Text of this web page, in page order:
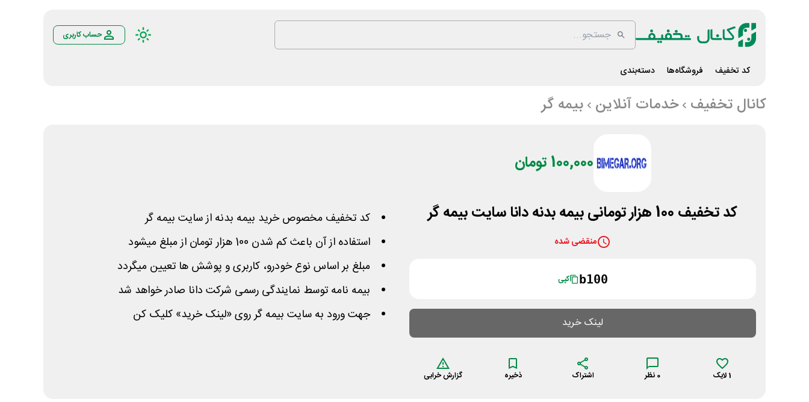
حساب کاربری
کد تخفیف فروشگاه‌ها دسته‌بندی
کانال تخفیف خدمات آنلاین بیمه گر
100,000 تومان
کد تخفیف 100 هزار تومانی بیمه بدنه دانا سایت بیمه گر
منقضی شده
b100 کپی
لینک خرید
1 لایک 0 نظر اشتراک ذخیره گزارش خرابی
کد تخفیف مخصوص خرید بیمه بدنه از سایت بیمه گر
استفاده از آن باعث کم شدن 100 هزار تومان از مبلغ میشود
مبلغ بر اساس نوع خودرو، کاربری و پوشش ها تعیین میگردد
بیمه نامه توسط نمایندگی رسمی شرکت دانا صادر خواهد شد
جهت ورود به سایت بیمه گر روی «لینک خرید» کلیک کن